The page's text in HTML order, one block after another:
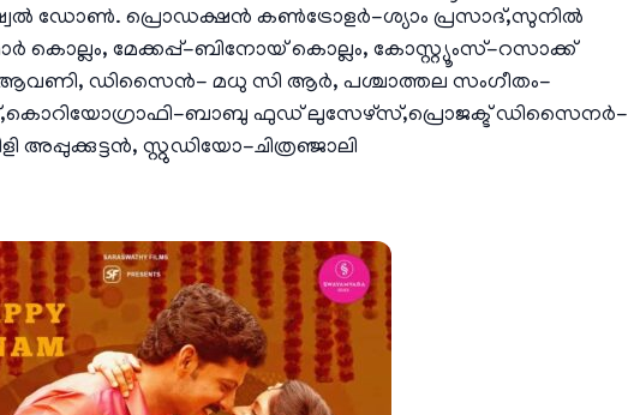
ഡോൺ. പ്രൊഡക്ഷൻ കൺട്രോളർ-ശ്യാം പ്രസാദ്,സുനിൽ
കൊല്ലം, മേക്കപ്പ്-ബിനോയ് കൊല്ലം, കോസ്റ്റ്യൂംസ്-റസാക്ക്
ആവണി, ഡിസൈൻ- മധു സി ആർ, പശ്ചാത്തല സംഗീതം-
ബാബു ഫുഡ് ലുസേഴ്സ്,പ്രൊജക്ട് ഡിസൈനർ-
സ്റ്റുഡിയോ-ചിത്രഞ്ജാലി